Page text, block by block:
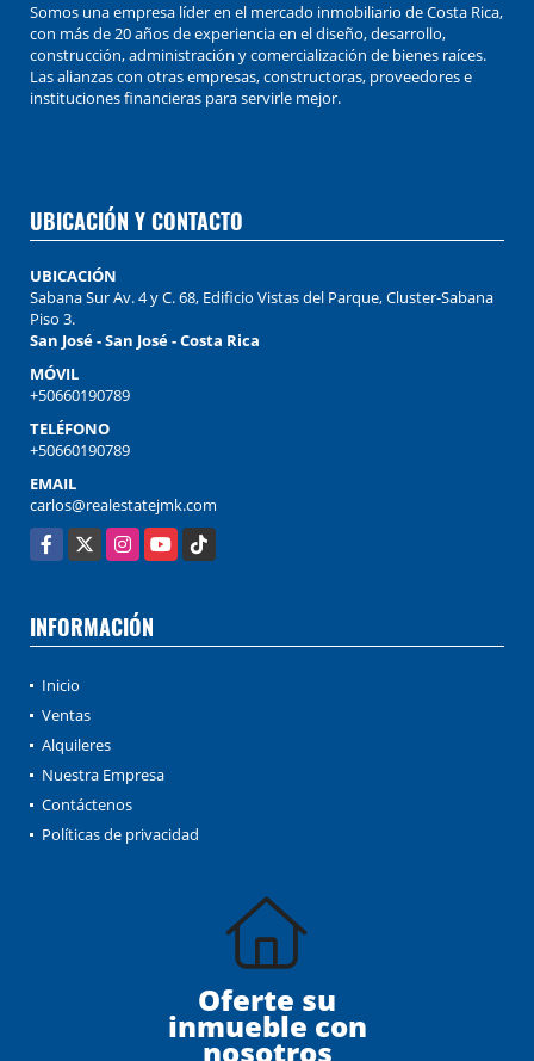
Somos una empresa líder en el mercado inmobiliario de Costa Rica,
con más de 20 años de experiencia en el diseño, desarrollo,
construcción, administración y comercialización de bienes raíces.
Las alianzas con otras empresas, constructoras, proveedores e
instituciones financieras para servirle mejor.
UBICACIÓN Y CONTACTO
UBICACIÓN
Sabana Sur Av. 4 y C. 68, Edificio Vistas del Parque, Cluster-Sabana
Piso 3.
San José - San José - Costa Rica
MÓVIL
+50660190789
TELÉFONO
+50660190789
EMAIL
carlos@realestatejmk.com
Facebook
X InstagramYouTubeTikTok
INFORMACIÓN
Inicio
Ventas
Alquileres
Nuestra Empresa
Contáctenos
Políticas de privacidad
Oferte su
inmueble con
nosotros